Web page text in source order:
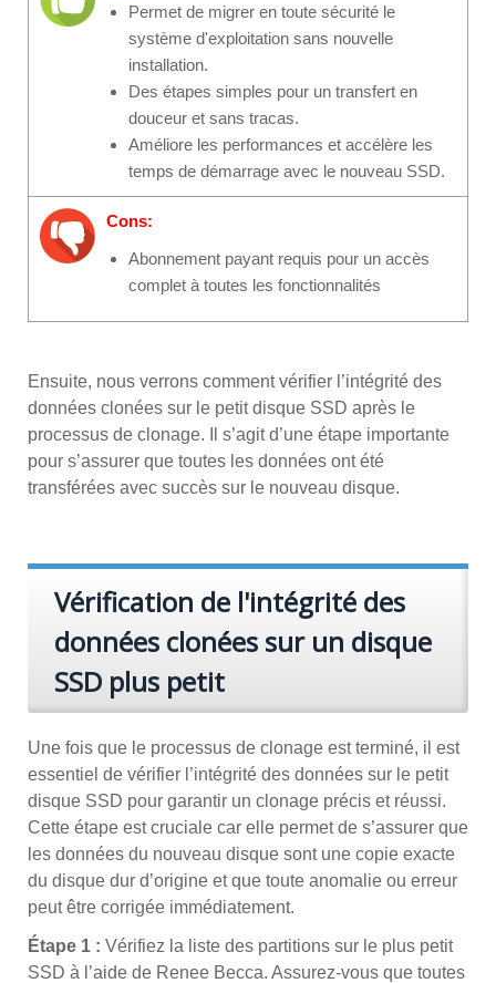
Permet de migrer en toute sécurité le
système d'exploitation sans nouvelle
installation.
Des étapes simples pour un transfert en
douceur et sans tracas.
Améliore les performances et accélère les
temps de démarrage avec le nouveau SSD.
Cons:
Abonnement payant requis pour un accès
complet à toutes les fonctionnalités
Ensuite, nous verrons comment vérifier l’intégrité des
données clonées sur le petit disque SSD après le
processus de clonage. Il s’agit d’une étape importante
pour s’assurer que toutes les données ont été
transférées avec succès sur le nouveau disque.
Vérification de l'intégrité des
données clonées sur un disque
SSD plus petit
Une fois que le processus de clonage est terminé, il est
essentiel de vérifier l’intégrité des données sur le petit
disque SSD pour garantir un clonage précis et réussi.
Cette étape est cruciale car elle permet de s’assurer que
les données du nouveau disque sont une copie exacte
du disque dur d’origine et que toute anomalie ou erreur
peut être corrigée immédiatement.
Étape 1 : Vérifiez la liste des partitions sur le plus petit
SSD à l’aide de Renee Becca. Assurez-vous que toutes